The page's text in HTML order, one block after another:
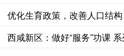
优化生育政策，改善人口结构
西咸新区：做好“服务”功课